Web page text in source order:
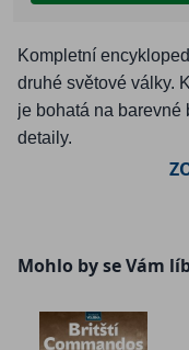
Kompletní
druhé světové války.
je bohatá na barevné
detaily.
a další na řadě byla
slávu si tehdy
Mohlo by se Vám